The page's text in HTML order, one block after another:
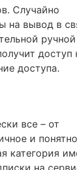
Случайно
на вывод в
ручной
доступ
доступа.
все – от
и
категория